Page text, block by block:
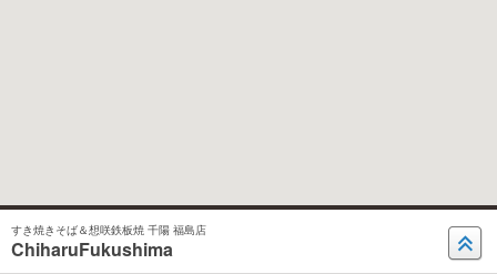
すき焼きそば＆想咲鉄板焼 千陽 福島店
ChiharuFukushima